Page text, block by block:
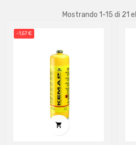
Mostrando 1-15 di 21
-1,57 €
